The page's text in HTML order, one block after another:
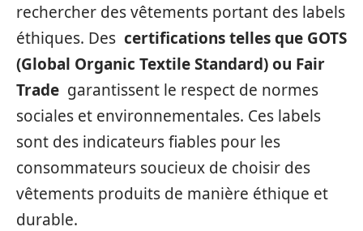
rechercher des vêtements portant des labels
éthiques. Des certifications telles que GOTS
(Global Organic Textile Standard) ou Fair
Trade garantissent le respect de normes
sociales et environnementales. Ces labels
sont des indicateurs fiables pour les
consommateurs soucieux de choisir des
vêtements produits de manière éthique et
durable.